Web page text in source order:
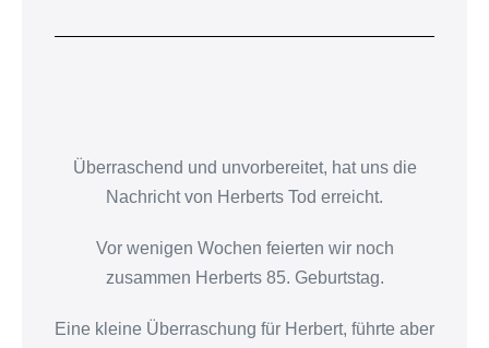
Überraschend und unvorbereitet, hat uns die
Nachricht von Herberts Tod erreicht.
Vor wenigen Wochen feierten wir noch
zusammen Herberts 85. Geburtstag.
Eine kleine Überraschung für Herbert, führte aber